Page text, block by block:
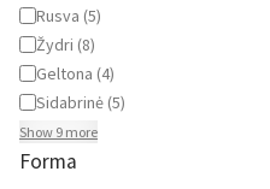
Rusva (5)
Žydri (8)
Geltona (4)
Sidabrinė (5)
Show 9 more
Forma